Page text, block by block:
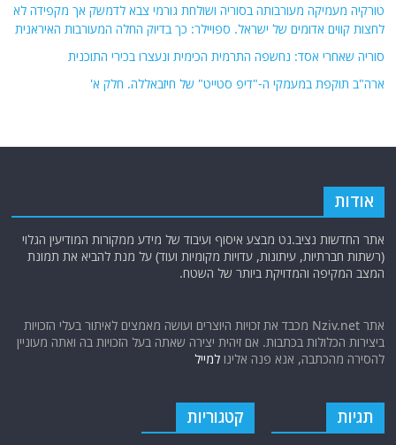
טורקיה מעמיקה מעורבותה בסוריה ושולחת גורמי צבא לדמשק אך מקפידה לא
לחצות קווים אדומים של ישראל. ספויילר: כך בדיוק החלה המעורבות האיראנית
סוריה שאחרי אסד: נחשפה התרמית הכימית ונעצרו בכירי התוכנית
ארה"ב תוקפת במעמקי ה-"דיפ סטייט" של חיזבאללה. חלק א'
אודות
אתר החדשות נציב.נט מבצע איסוף ועיבוד של מידע ממקורות המודיעין הגלוי
(רשתות חברתיות, עיתונות, עדויות מקומיות ועוד) על מנת להביא את תמונת
המצב המקיפה והמדויקת ביותר של השטח.
אתר Nziv.net מכבד את זכויות היוצרים ועושה מאמצים לאיתור בעלי הזכויות
ביצירות הכלולות בכתבות. אם זיהית יצירה שאתה בעל הזכויות בה ואתה מעוניין
להסירה מהכתבה, אנא פנה אלינולמייל
תגיות קטגוריות